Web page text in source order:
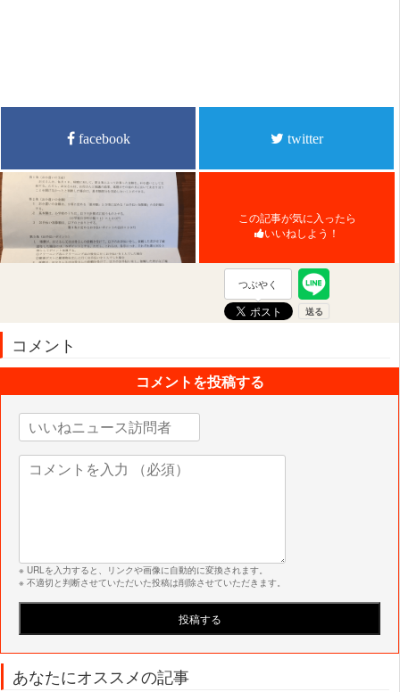
facebook twitter
この記事が気に入ったら
いいねしよう！
つぶやく
コメント
コメントを投稿する
※ URLを入力すると、リンクや画像に自動的に変換されます。
※ 不適切と判断させていただいた投稿は削除させていただきます。
あなたにオススメの記事